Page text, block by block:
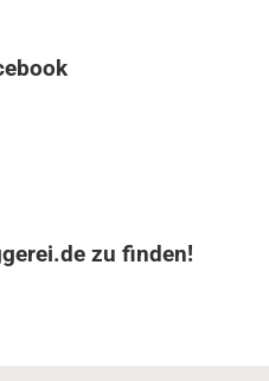
zu finden!